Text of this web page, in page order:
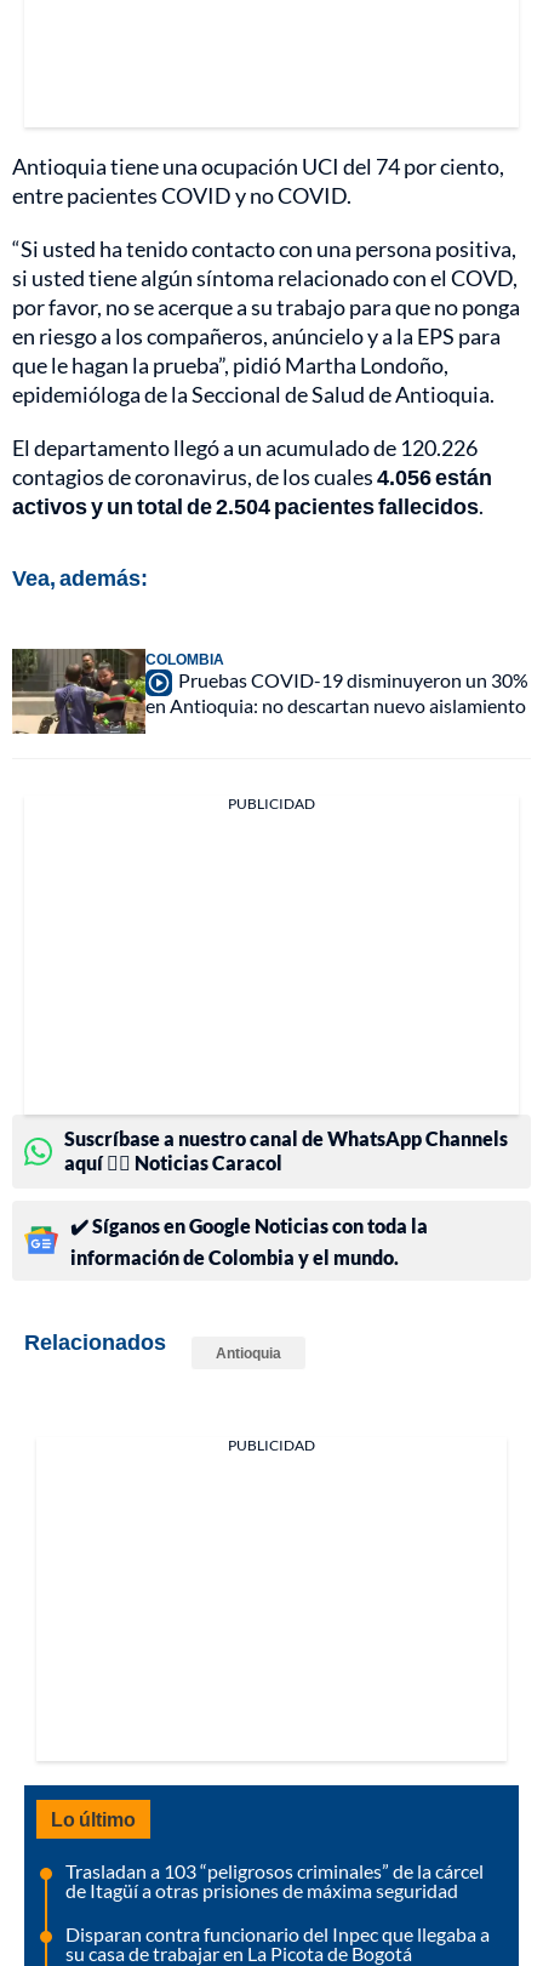
Antioquia tiene una ocupación UCI del 74 por ciento,
entre pacientes COVID y no COVID.
“Si usted ha tenido contacto con una persona positiva,
si usted tiene algún síntoma relacionado con el COVD,
por favor, no se acerque a su trabajo para que no ponga
en riesgo a los compañeros, anúncielo y a la EPS para
que le hagan la prueba”, pidió Martha Londoño,
epidemióloga de la Seccional de Salud de Antioquia.
El departamento llegó a un acumulado de 120.226
contagios de coronavirus, de los cuales4.056 están
activos y un total de 2.504 pacientes fallecidos.
Vea, además:
COLOMBIA
Pruebas COVID-19 disminuyeron un 30%
en Antioquia: no descartan nuevo aislamiento
PUBLICIDAD
Suscríbase a nuestro canal de WhatsApp Channels
aquí 👉🏻 Noticias Caracol
✔️ Síganos en Google Noticias con toda la
información de Colombia y el mundo.
Relacionados Antioquia
PUBLICIDAD
Lo último
Trasladan a 103 “peligrosos criminales” de la cárcel
de Itagüí a otras prisiones de máxima seguridad
Disparan contra funcionario del Inpec que llegaba a
su casa de trabajar en La Picota de Bogotá